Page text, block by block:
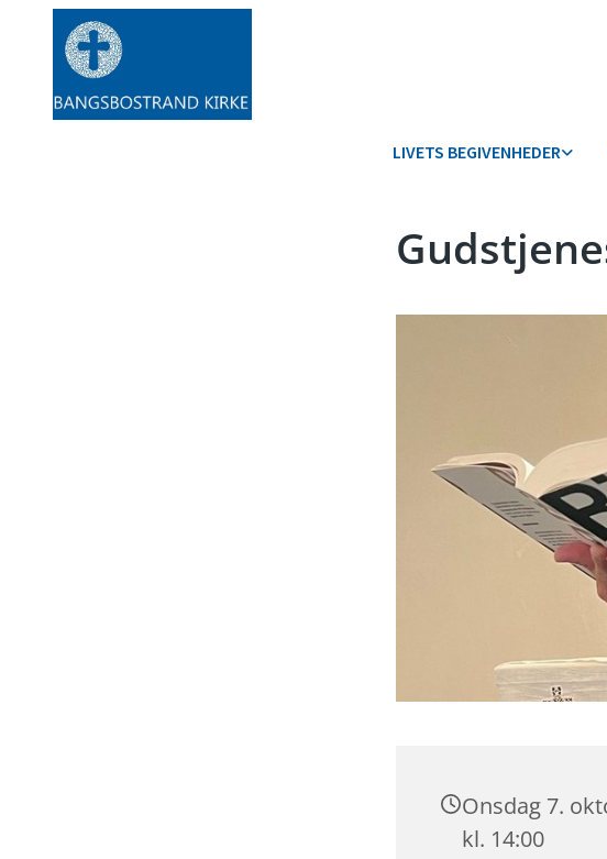
LIVETS BEGIVENHEDER
Onsdag 7.
kl. 14:00